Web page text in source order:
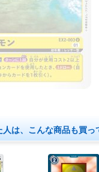
人は、こんな商品も買っ